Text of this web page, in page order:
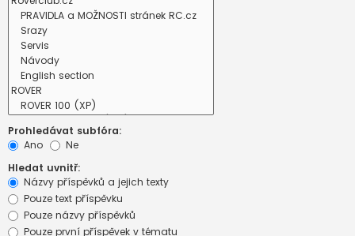
Prohledávat subfóra:
Ano
Ne
Hledat uvnitř:
Názvy příspěvků a jejich texty
Pouze text příspěvku
Pouze názvy příspěvků
Pouze první příspěvek v tématu